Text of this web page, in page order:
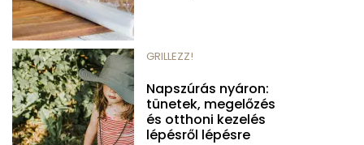
GRILLEZZ!
Napszúrás nyáron:
tünetek, megelőzés
és otthoni kezelés
lépésről lépésre